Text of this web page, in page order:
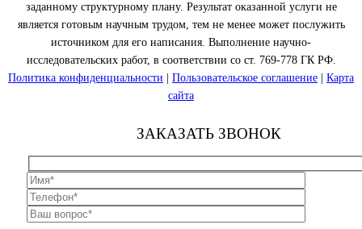
заданному структурному плану. Результат оказанной услуги не
является готовым научным трудом, тем не менее может послужить
источником для его написания. Выполнение научно-
исследовательских работ, в соответствии со ст. 769-778 ГК РФ.
Политика конфиденциальности
Пользовательское соглашение
Карта
сайта
ЗАКАЗАТЬ ЗВОНОК